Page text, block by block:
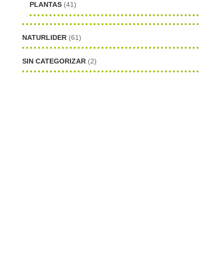
PLANTAS (41)
NATURLIDER (61)
SIN CATEGORIZAR (2)